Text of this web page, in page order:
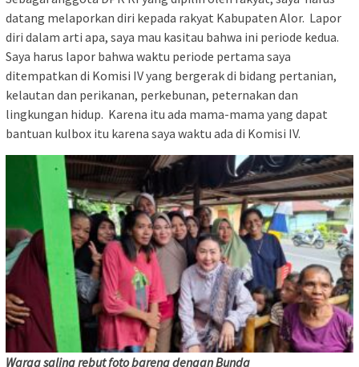
datang melaporkan diri kepada rakyat Kabupaten Alor. Lapor
diri dalam arti apa, saya mau kasitau bahwa ini periode kedua.
Saya harus lapor bahwa waktu periode pertama saya
ditempatkan di Komisi IV yang bergerak di bidang pertanian,
kelautan dan perikanan, perkebunan, peternakan dan
lingkungan hidup. Karena itu ada mama-mama yang dapat
bantuan kulbox itu karena saya waktu ada di Komisi IV.
Warga saling rebut foto bareng dengan Bunda